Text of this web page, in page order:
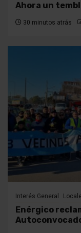
Ahora un
30 minutos atrás
Interés General
Enérgico